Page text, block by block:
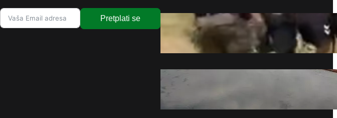
Pretplati se
SAJ i UKP uhapsili traženog
muškarca u Beogradu
avgust 7, 2026